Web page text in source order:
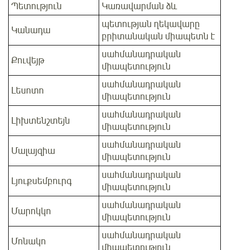
Պետություն Կառավարման ձև
Կանադա
պետության ղեկավարը
բրիտանական միապետն է
Քուվեյթ
սահմանադրական
միապետություն
Լեսոտո
սահմանադրական
միապետություն
Լիխտենշտեյն
սահմանադրական
միապետություն
Մալայզիա
սահմանադրական
միապետություն
Լյուքսեմբուրգ
սահմանադրական
միապետություն
Մարոկկո
սահմանադրական
միապետություն
Մոնակո
սահմանադրական
միապետություն